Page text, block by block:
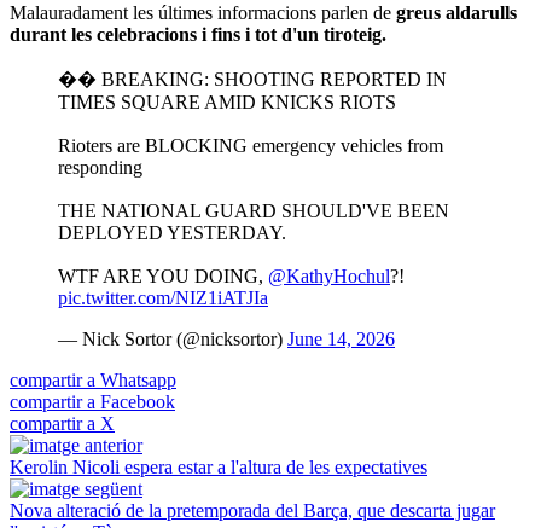
Malauradament les últimes informacions parlen de greus aldarulls
durant les celebracions i fins i tot d'un tiroteig.
�� BREAKING: SHOOTING REPORTED IN
TIMES SQUARE AMID KNICKS RIOTS
Rioters are BLOCKING emergency vehicles from
responding
THE NATIONAL GUARD SHOULD'VE BEEN
DEPLOYED YESTERDAY.
WTF ARE YOU DOING, @KathyHochul?!
pic.twitter.com/NIZ1iATJIa
— Nick Sortor (@nicksortor) June 14, 2026
compartir a Whatsapp
compartir a Facebook
compartir a X
Kerolin Nicoli espera estar a l'altura de les expectatives
Nova alteració de la pretemporada del Barça, que descarta jugar